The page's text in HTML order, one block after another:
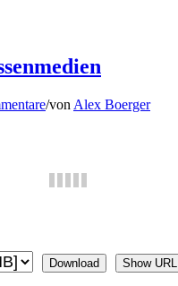
/von Alex Boerger
Download Show URL